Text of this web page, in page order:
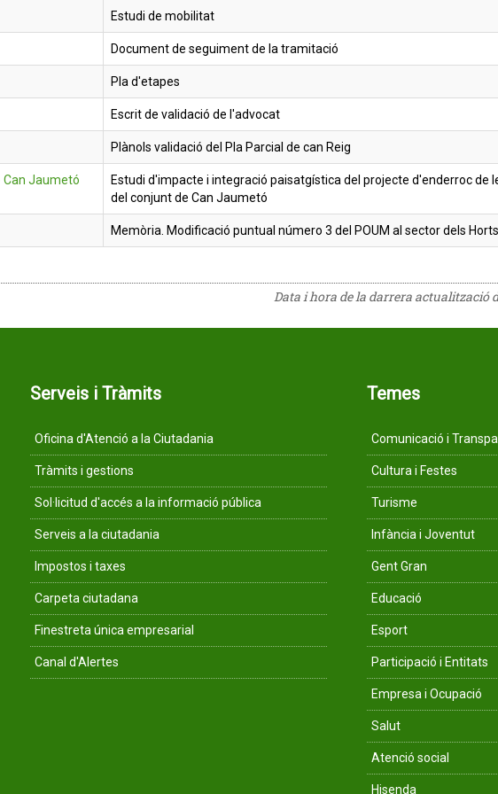
Estudi de mobilitat
Document de seguiment de la tramitació
Pla d'etapes
Escrit de validació de l'advocat
Plànols validació del Pla Parcial de can Reig
Can Jaumetó
Estudi d'impacte i integració paisatgística del projecte d'enderroc de
del conjunt de Can Jaumetó
Memòria. Modificació puntual número 3 del POUM al sector dels
Data i hora de la darrera actualització
Serveis i Tràmits
Oficina d'Atenció a la Ciutadania
Tràmits i gestions
Sol·licitud d'accés a la informació pública
Serveis a la ciutadania
Impostos i taxes
Carpeta ciutadana
Finestreta única empresarial
Canal d'Alertes
Temes
Comunicació i
Cultura i Festes
Turisme
Infància i Joventut
Gent Gran
Educació
Esport
Participació i Entitats
Empresa i Ocupació
Salut
Atenció social
Hisenda